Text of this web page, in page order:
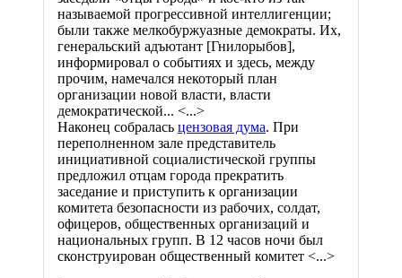
называемой прогрессивной интеллигенции;
были также мелкобуржуазные демократы. Их,
генеральский адъютант [Гнилорыбов],
информировал о событиях и здесь, между
прочим, намечался некоторый план
организации новой власти, власти
демократической... <...>
Наконец собралась цензовая дума. При
переполненном зале представитель
инициативной социалистической группы
предложил отцам города прекратить
заседание и приступить к организации
комитета безопасности из рабочих, солдат,
офицеров, общественных организаций и
национальных групп. В 12 часов ночи был
сконструирован общественный комитет <...>